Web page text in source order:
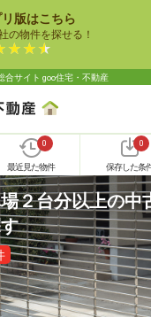
版はこちら
の物件を探せる！
合サイト goo住宅・不動産
0
最近見た物件
0
保存した条
２台分以上の中